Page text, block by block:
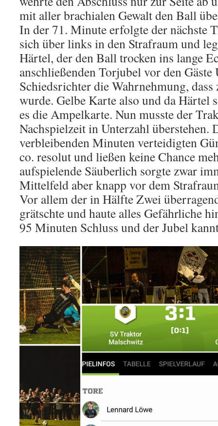
mit aller brachialen Gewalt den Ball
In der 71. Minute erfolgte der nächste
sich über links in den Strafraum und
Härtel, der den Ball trocken ins lange
anschließenden Torjubel vor den Gäste
Schiedsrichter die Wahrnehmung,
wurde. Gelbe Karte also und da Härtel
es die Ampelkarte. Nun musste der
Nachspielzeit in Unterzahl überstehen.
verbleibenden Minuten verteidigten
co. resolut und ließen keine Chance
aufspielende Säuberlich sorgte zwar
Mittelfeld aber knapp vor dem
Vor allem der in Hälfte Zwei
grätschte und haute alles Gefährliche
95 Minuten Schluss und der Jubel